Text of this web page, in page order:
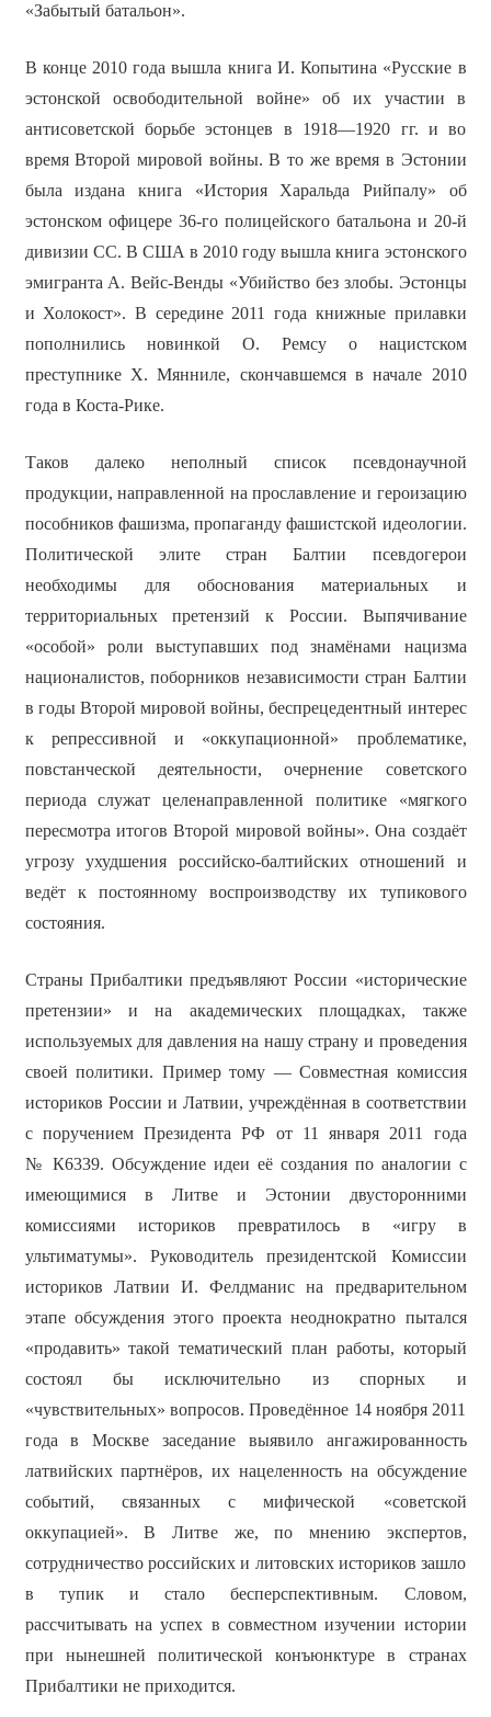
«Забытый батальон».
В конце 2010 года вышла книга И. Копытина «Русские в
эстонской освободительной войне» об их участии в
антисоветской борьбе эстонцев в 1918—1920 гг. и во
время Второй мировой войны. В то же время в Эстонии
была издана книга «История Харальда Рийпалу» об
эстонском офицере 36-го полицейского батальона и 20-й
дивизии СС. В США в 2010 году вышла книга эстонского
эмигранта А. Вейс-Венды «Убийство без злобы. Эстонцы
и Холокост». В середине 2011 года книжные прилавки
пополнились новинкой О. Ремсу о нацистском
преступнике Х. Мянниле, скончавшемся в начале 2010
года в Коста-Рике.
Таков далеко неполный список псевдонаучной
продукции, направленной на прославление и героизацию
пособников фашизма, пропаганду фашистской идеологии.
Политической элите стран Балтии псевдогерои
необходимы для обоснования материальных и
территориальных претензий к России. Выпячивание
«особой» роли выступавших под знамёнами нацизма
националистов, поборников независимости стран Балтии
в годы Второй мировой войны, беспрецедентный интерес
к репрессивной и «оккупационной» проблематике,
повстанческой деятельности, очернение советского
периода служат целенаправленной политике «мягкого
пересмотра итогов Второй мировой войны». Она создаёт
угрозу ухудшения российско-балтийских отношений и
ведёт к постоянному воспроизводству их тупикового
состояния.
Страны Прибалтики предъявляют России «исторические
претензии» и на академических площадках, также
используемых для давления на нашу страну и проведения
своей политики. Пример тому — Совместная комиссия
историков России и Латвии, учреждённая в соответствии
с поручением Президента РФ от 11 января 2011 года
№ К6339. Обсуждение идеи её создания по аналогии с
имеющимися в Литве и Эстонии двусторонними
комиссиями историков превратилось в «игру в
ультиматумы». Руководитель президентской Комиссии
историков Латвии И. Фелдманис на предварительном
этапе обсуждения этого проекта неоднократно пытался
«продавить» такой тематический план работы, который
состоял бы исключительно из спорных и
«чувствительных» вопросов. Проведённое 14 ноября 2011
года в Москве заседание выявило ангажированность
латвийских партнёров, их нацеленность на обсуждение
событий, связанных с мифической «советской
оккупацией». В Литве же, по мнению экспертов,
сотрудничество российских и литовских историков зашло
в тупик и стало бесперспективным. Словом,
рассчитывать на успех в совместном изучении истории
при нынешней политической конъюнктуре в странах
Прибалтики не приходится.